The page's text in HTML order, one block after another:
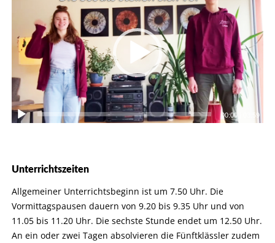
00:00 03:59
Unterrichtszeiten
Allgemeiner Unterrichtsbeginn ist um 7.50 Uhr. Die
Vormittagspausen dauern von 9.20 bis 9.35 Uhr und von
11.05 bis 11.20 Uhr. Die sechste Stunde endet um 12.50 Uhr.
An ein oder zwei Tagen absolvieren die Fünftklässler zudem